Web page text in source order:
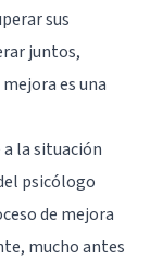
sus
juntos,
es una
la situación
psicólogo
de mejora
mucho antes